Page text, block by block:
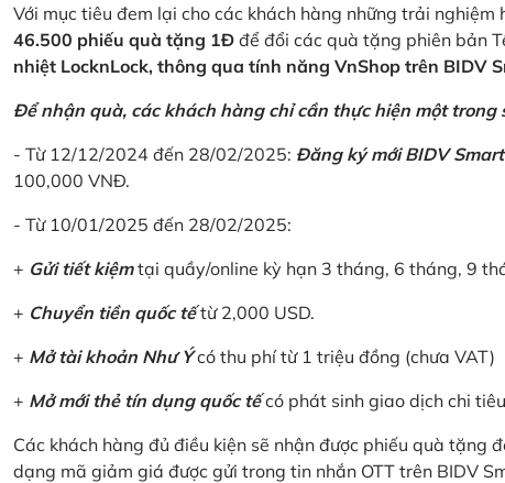
Với mục tiêu đem lại cho các khách hàng những trải
46.500 phiếu quà tặng 1Đ để đổi các quà tặng phiên bản
nhiệt LocknLock, thông qua tính năng VnShop trên BIDV
Để nhận quà, các khách hàng chỉ cần thực hiện một trong
- Từ 12/12/2024 đến 28/02/2025: Đăng ký mới BIDV
100,000 VNĐ.
- Từ 10/01/2025 đến 28/02/2025:
+ Gửi tiết kiệmtại quầy/online kỳ hạn 3 tháng, 6 tháng, 9
+ Chuyển tiền quốc tếtừ 2,000 USD.
+ Mở tài khoản Như Ýcó thu phí từ 1 triệu đồng (chưa VAT)
+ Mở mới thẻ tín dụng quốc tếcó phát sinh giao dịch chi
Các khách hàng đủ điều kiện sẽ nhận được phiếu quà tặng
dạng mã giảm giá được gửi trong tin nhắn OTT trên BIDV